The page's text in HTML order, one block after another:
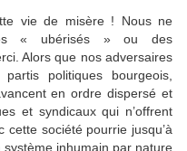
vie de misère ! Nous ne
« ubérisés » ou des
Alors que nos adversaires
politiques bourgeois,
en ordre dispersé et
et syndicaux qui n’offrent
société pourrie jusqu’à
inhumain par nature